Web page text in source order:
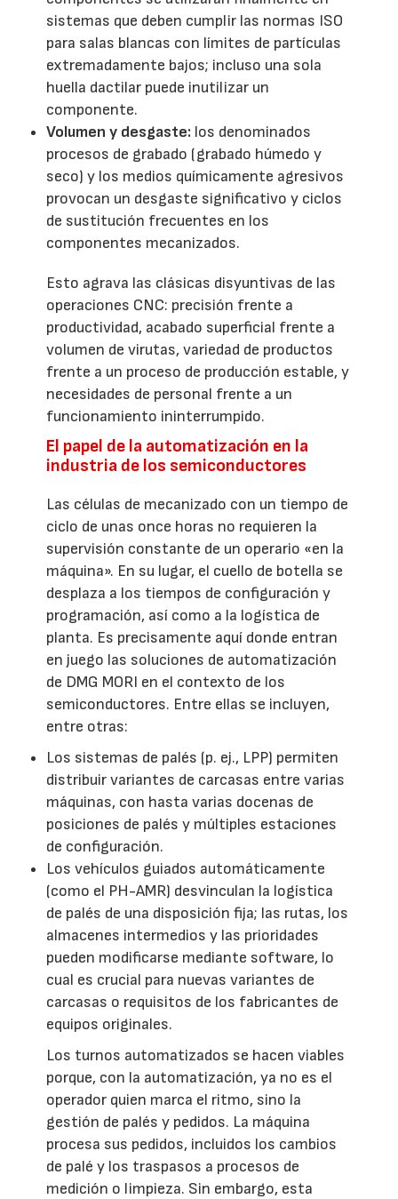
sistemas que deben cumplir las normas ISO
para salas blancas con límites de partículas
extremadamente bajos; incluso una sola
huella dactilar puede inutilizar un
componente.
Volumen y desgaste: los denominados
procesos de grabado (grabado húmedo y
seco) y los medios químicamente agresivos
provocan un desgaste significativo y ciclos
de sustitución frecuentes en los
componentes mecanizados.
Esto agrava las clásicas disyuntivas de las
operaciones CNC: precisión frente a
productividad, acabado superficial frente a
volumen de virutas, variedad de productos
frente a un proceso de producción estable, y
necesidades de personal frente a un
funcionamiento ininterrumpido.
El papel de la automatización en la
industria de los semiconductores
Las células de mecanizado con un tiempo de
ciclo de unas once horas no requieren la
supervisión constante de un operario «en la
máquina». En su lugar, el cuello de botella se
desplaza a los tiempos de configuración y
programación, así como a la logística de
planta. Es precisamente aquí donde entran
en juego las soluciones de automatización
de DMG MORI en el contexto de los
semiconductores. Entre ellas se incluyen,
entre otras:
Los sistemas de palés (p. ej., LPP) permiten
distribuir variantes de carcasas entre varias
máquinas, con hasta varias docenas de
posiciones de palés y múltiples estaciones
de configuración.
Los vehículos guiados automáticamente
(como el PH-AMR) desvinculan la logística
de palés de una disposición fija; las rutas, los
almacenes intermedios y las prioridades
pueden modificarse mediante software, lo
cual es crucial para nuevas variantes de
carcasas o requisitos de los fabricantes de
equipos originales.
Los turnos automatizados se hacen viables
porque, con la automatización, ya no es el
operador quien marca el ritmo, sino la
gestión de palés y pedidos. La máquina
procesa sus pedidos, incluidos los cambios
de palé y los traspasos a procesos de
medición o limpieza. Sin embargo, esta